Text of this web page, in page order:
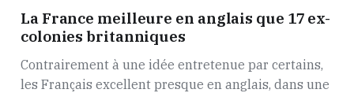
La France meilleure en anglais que 17 ex-
colonies britanniques
Contrairement à une idée entretenue par certains,
les Français excellent presque en anglais, dans une